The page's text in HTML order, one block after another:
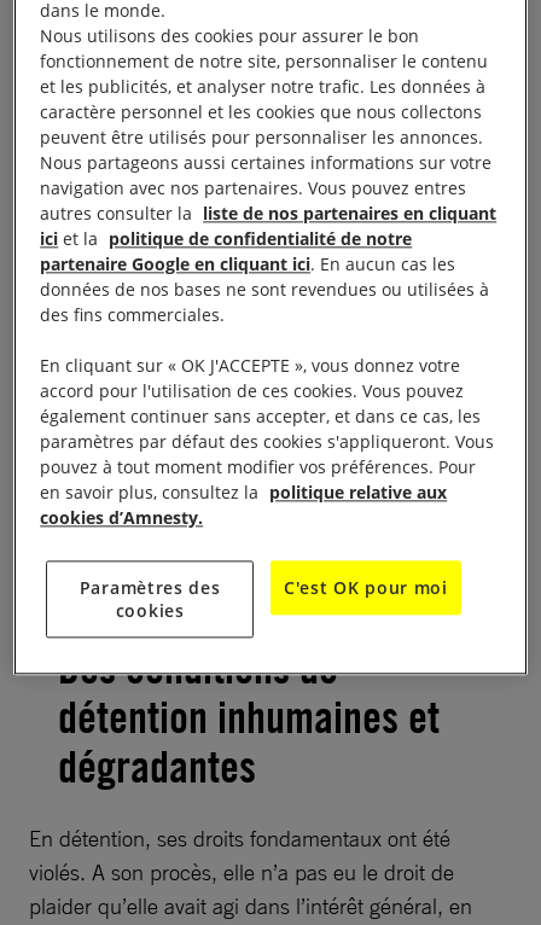
Chelsea Manning est unelanceure d’alerte. Pour
ses actions, elle a écopé de 35 ans de prison.
Arrêtée en juin 2010 et placée en détention, elle
avait été jugée par une Cour martiale en 2013.
Chelsea Manning a commencé sa transition
vers le genre féminin en détention, en ayant
forces armées. Elle s’est alors vue refuser les
traitements appropriés pour accomplir ce
changement de sexeet vivre selon son
identité de genre dans le respect de ses
droits.
Des conditions de
détention inhumaines et
dégradantes
En détention, ses droits fondamentaux ont été
violés. A son procès, elle n’a pas eu le droit de
plaider qu’elle avait agi dans l’intérêt général, en
dans le monde.
Nous utilisons des cookies pour assurer le bon
fonctionnement de notre site, personnaliser le contenu
et les publicités, et analyser notre trafic. Les données à
caractère personnel et les cookies que nous collectons
peuvent être utilisés pour personnaliser les annonces.
Nous partageons aussi certaines informations sur votre
navigation avec nos partenaires. Vous pouvez entres
autres consulter la liste de nos partenaires en cliquant
ici et la politique de confidentialité de notre
partenaire Google en cliquant ici. En aucun cas les
données de nos bases ne sont revendues ou utilisées à
des fins commerciales.
En cliquant sur « OK J'ACCEPTE », vous donnez votre
accord pour l'utilisation de ces cookies. Vous pouvez
également continuer sans accepter, et dans ce cas, les
paramètres par défaut des cookies s'appliqueront. Vous
pouvez à tout moment modifier vos préférences. Pour
en savoir plus, consultez la politique relative aux
cookies d’Amnesty.
Paramètres des
cookies
C'est OK pour moi